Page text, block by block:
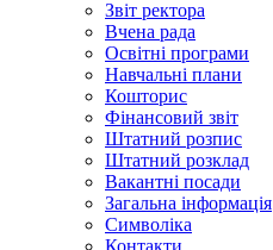
Звіт ректора
Вчена рада
Освітні програми
Навчальні плани
Кошторис
Фінансовий звіт
Штатний розпис
Штатний розклад
Вакантні посади
Загальна інформація
Символіка
Контакти